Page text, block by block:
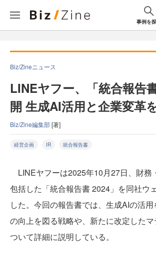
事例を
Biz/Zineニュース
LINEヤフー、「統合報告
開 生成AI活用と企業変革
Biz/Zine編集部[著]
経営企画 IR 統合報告書
LINEヤフーは2025年10月27日、財務
包括した「統合報告書 2024」を同社ウ
した。今回の報告書では、生成AIの活
の向上を図る戦略や、新たに改定した
ついて詳細に説明している。